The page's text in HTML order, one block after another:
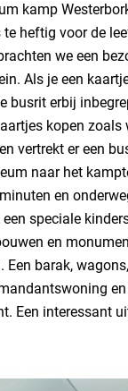
kamp
heftig voor de
we een
Als je een
busrit erbij
kopen zoals
vertrekt er een
naar het
en
speciale
en
Een barak,
Een interessant